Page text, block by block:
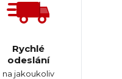
Rychlé
odeslání
na jakoukoliv